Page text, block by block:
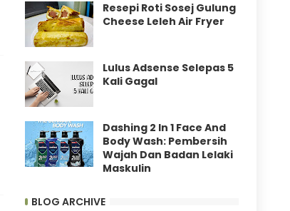
Resepi Roti Sosej Gulung
Cheese Leleh Air Fryer
Lulus Adsense Selepas 5
Kali Gagal
Dashing 2 In 1 Face And
Body Wash: Pembersih
Wajah Dan Badan Lelaki
Maskulin
BLOG ARCHIVE